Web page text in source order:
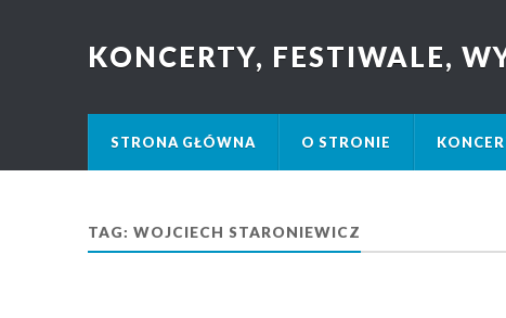
KONCERTY, FESTIWALE,
STRONA GŁÓWNA O STRONIE
TAG: WOJCIECH STARONIEWICZ